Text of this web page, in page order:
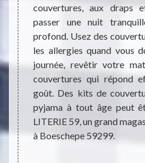
dire,
la
pour
il
couvertures, aux draps
passer une nuit
profond. Usez des
les allergies quand vous
journée, revêtir votre
couvertures qui répond
goût. Des kits de
pyjama à tout âge peut
LITERIE 59, un grand
à Boeschepe 59299.